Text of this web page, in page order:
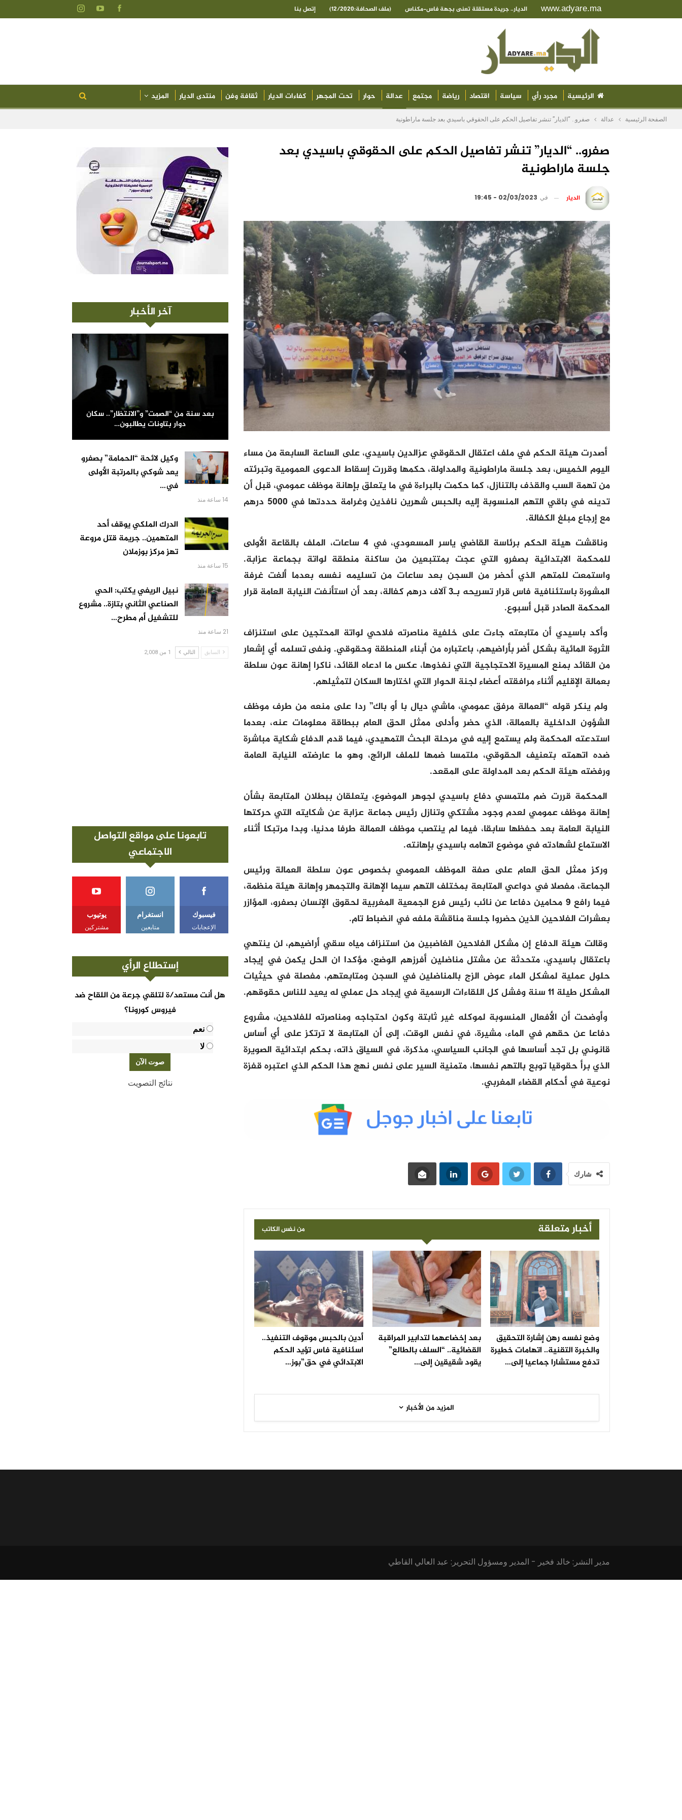
www.adyare.ma الديار.. جريدة مستقلة تعنى بجهة فاس-مكناس (ملف الصحافة:12/2020) إتصل بنا
الرئيسية مجرد رأي سياسة اقتصاد رياضة مجتمع عدالة حوار تحت المجهر كفاءات الديار ثقافة وفن منتدى الديار المزيد
الصفحة الرئيسية عدالة صفرو.. “الديار” تنشر تفاصيل الحكم على الحقوقي باسيدي بعد جلسة ماراطونية
صفرو.. “الديار” تنشر تفاصيل الحكم على الحقوقي باسيدي بعد
جلسة ماراطونية
الديار في 02/03/2023 - 19:45
أصدرت هيئة الحكم في ملف اعتقال الحقوقي عزالدين باسيدي، على الساعة السابعة من مساء
اليوم الخميس، بعد جلسة ماراطونية والمداولة، حكمها وقررت إسقاط الدعوى العمومية وتبرئته
من تهمة السب والقذف بالتنازل، كما حكمت بالبراءة في ما يتعلق بإهانة موظف عمومي، قبل أن
تدينه في باقي التهم المنسوبة إليه بالحبس شهرين نافذين وغرامة حددتها في 5000 درهم
مع إرجاع مبلغ الكفالة.
وناقشت هيئة الحكم برئاسة القاضي ياسر المسعودي، في 4 ساعات، الملف بالقاعة الأولى
للمحكمة الابتدائية بصفرو التي عجت بمتتبعين من ساكنة منطقة لواتة بجماعة عزابة.
واستمعت للمتهم الذي أحضر من السجن بعد ساعات من تسليمه نفسه بعدما ألغت غرفة
المشورة باستئنافية فاس قرار تسريحه بـ3 آلاف درهم كفالة، بعد أن استأنفت النيابة العامة قرار
المحكمة الصادر قبل أسبوع.
وأكد باسيدي أن متابعته جاءت على خلفية مناصرته فلاحي لواتة المحتجين على استنزاف
الثروة المائية بشكل أضر بأراضيهم، باعتباره من أبناء المنطقة وحقوقي. ونفى تسلمه أي إشعار
من القائد بمنع المسيرة الاحتجاجية التي نفذوها، عكس ما ادعاه القائد، ناكرا إهانة عون سلطة
بعمالة الإقليم أثناء مرافقته أعضاء لجنة الحوار التي اختارها السكان لتمثيلهم.
ولم ينكر قوله “العمالة مرفق عمومي، ماشي ديال با أو باك” ردا على منعه من طرف موظف
الشؤون الداخلية بالعمالة، الذي حضر وأدلى ممثل الحق العام ببطاقة معلومات عنه، بعدما
استدعته المحكمة ولم يستمع إليه في مرحلة البحث التمهيدي، فيما قدم الدفاع شكاية مباشرة
ضده اتهمته بتعنيف الحقوقي، ملتمسا ضمها للملف الرائج، وهو ما عارضته النيابة العامة
ورفضته هيئة الحكم بعد المداولة على المقعد.
المحكمة قررت ضم ملتمسي دفاع باسيدي لجوهر الموضوع، يتعلقان ببطلان المتابعة بشأن
إهانة موظف عمومي لعدم وجود مشتكي وتنازل رئيس جماعة عزابة عن شكايته التي حركتها
النيابة العامة بعد حفظها سابقا، فيما لم ينتصب موظف العمالة طرفا مدنيا، وبدا مرتبكا أثناء
الاستماع لشهادته في موضوع اتهامه باسيدي بإهانته.
وركز ممثل الحق العام على صفة الموظف العمومي بخصوص عون سلطة العمالة ورئيس
الجماعة، مفصلا في دواعي المتابعة بمختلف التهم سيما الإهانة والتجمهر وإهانة هيئة منظمة،
فيما رافع 9 محامين دفاعا عن نائب رئيس فرع الجمعية المغربية لحقوق الإنسان بصفرو، المؤازر
بعشرات الفلاحين الذين حضروا جلسة مناقشة ملفه في انضباط تام.
وقالت هيئة الدفاع إن مشكل الفلاحين الغاضبين من استنزاف مياه سقي أراضيهم، لن ينتهي
باعتقال باسيدي، متحدثة عن مشتل مناضلين أفرزهم الوضع، مؤكدا ان الحل يكمن في إيجاد
حلول عملية لمشكل الماء عوض الزج بالمناضلين في السجن ومتابعتهم، مفصلة في حيثيات
المشكل طيلة 11 سنة وفشل كل اللقاءات الرسمية في إيجاد حل عملي له يعيد للناس حقوقهم.
وأوضحت أن الأفعال المنسوبة لموكله غير ثابتة وكون احتجاجه ومناصرته للفلاحين، مشروع
دفاعا عن حقهم في الماء، مشيرة، في نفس الوقت، إلى أن المتابعة لا ترتكز على أي أساس
قانوني بل تجد أساسها في الجانب السياسي، مذكرة، في السياق ذاته، بحكم ابتدائية الصويرة
الذي برأ حقوقيا توبع بالتهم نفسها، متمنية السير على نفس نهج هذا الحكم الذي اعتبره قفزة
نوعية في أحكام القضاء المغربي.
شارك
أخبار متعلقة من نفس الكاتب
وضع نفسه رهن إشارة التحقيق
والخبرة التقنية.. اتهامات خطيرة
تدفع مستشارا جماعيا إلى…
بعد إخضاعهما لتدابير المراقبة
القضائية.. “السلف بالطالع”
يقود شقيقين إلى…
أدين بالحبس موقوف التنفيذ..
اسئنافية فاس تؤيد الحكم
الابتدائي في حق”بوز…
المزيد من الأخبار
آخر الأخبار
بعد سنة من “الصمت” و”الانتظار”.. سكان
دوار بتاونات يطالبون…
وكيل لائحة “الحمامة” بصفرو
يعد شوكي بالمرتبة الأولى
في…
14 ساعة منذ
الدرك الملكي يوقف أحد
المتهمين.. جريمة قتل مروعة
تهز مركز بوزملان
15 ساعة منذ
نبيل الريفي يكتب: الحي
الصناعي الثاني بتازة.. مشروع
للتشغيل أم مطرح…
21 ساعة منذ
السابق التالي 1 من 2,008
تابعونا على مواقع التواصل
الاجتماعي
فيسبوك
الإعجابات
انستغرام
متابعين
يوتيوب
مشتركين
إستطلاع الرأي
هل أنت مستعد/ة لتلقي جرعة من اللقاح ضد
فيروس كورونا؟
نعم
لا
نتائج التصويت
مدير النشر: خالد فخير - المدير ومسؤول التحرير: عبد العالي القاطي